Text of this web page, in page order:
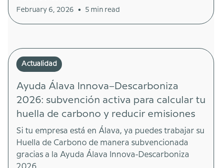
February 6, 2026
• 5 min read
Actualidad
Ayuda Álava Innova–Descarboniza
2026: subvención activa para calcular tu
huella de carbono y reducir emisiones
Si tu empresa está en Álava, ya puedes trabajar su
Huella de Carbono de manera subvencionada
gracias a la Ayuda Álava Innova-Descarboniza